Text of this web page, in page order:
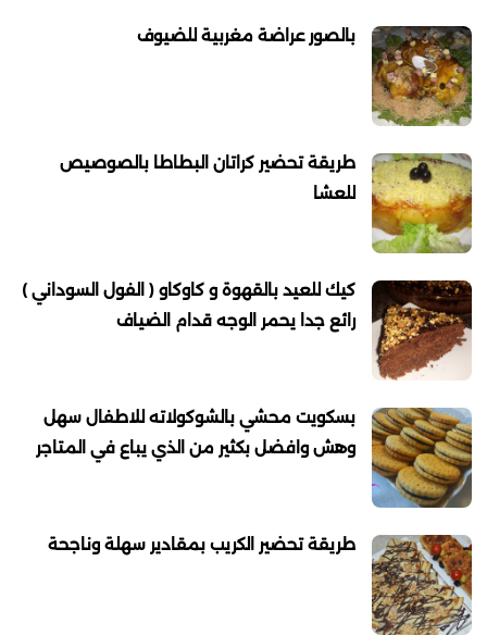
بالصور عراضة مغربية للضيوف
طريقة تحضير كراتان البطاطا بالصوصيص
للعشا
كيك للعيد بالقهوة و كاوكاو ( الفول السوداني )
رائع جدا يحمر الوجه قدام الضياف
بسكويت محشي بالشوكولاته للاطفال سهل
وهش وافضل بكثير من الذي يباع في المتاجر
طريقة تحضير الكريب بمقادير سهلة وناجحة